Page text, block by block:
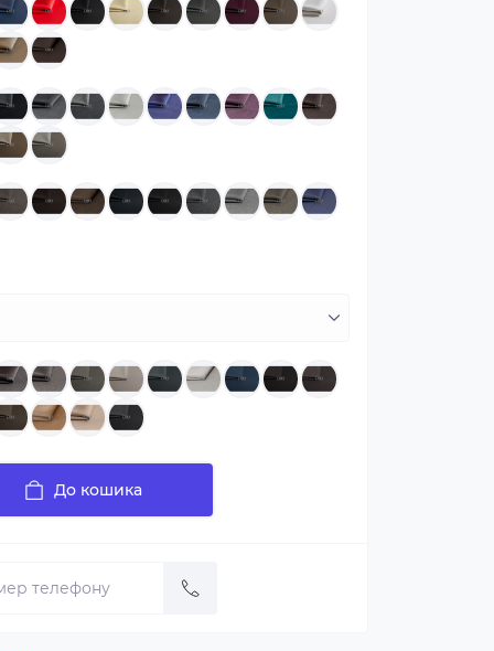
До кошика